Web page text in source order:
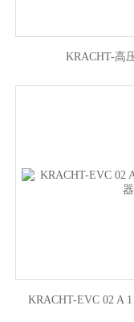
KRACHT-高
KRACHT-EVC 02 A